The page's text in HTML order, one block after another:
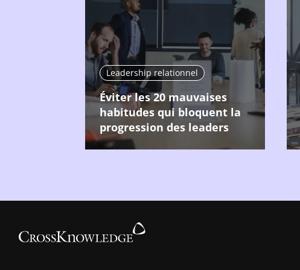
Leadership relationnel
Éviter les 20 mauvaises
habitudes qui bloquent la
progression des leaders